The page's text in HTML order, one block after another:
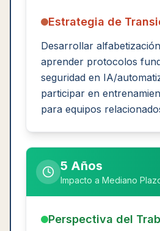
Estrategia de
Desarrollar
aprender protocolos
seguridad en IA/
participar en
para equipos
5 Años
Impacto a Mediano
Perspectiva del